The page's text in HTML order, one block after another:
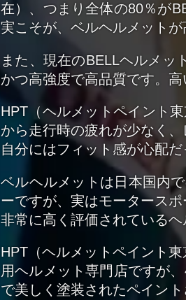
在）、つまり全体の80％が
実こそが、ベルヘルメット
また、現在のBELLヘルメッ
かつ高強度で高品質です。
HPT（ヘルメットペイント
から走行時の疲れが少なく
自分にはフィット感が心配
ベルヘルメットは日本国内
ーですが、実はモータース
非常に高く評価されているヘ
HPT（ヘルメットペイント
用ヘルメット専門店ですが
で美しく塗装されたペイン